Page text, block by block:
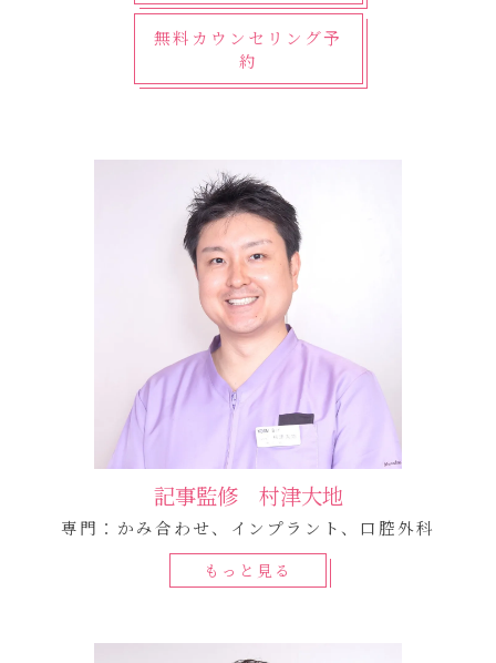
無料カウンセリング予
約
記事監修 村津大地
専門：かみ合わせ、インプラント、口腔外科
もっと見る